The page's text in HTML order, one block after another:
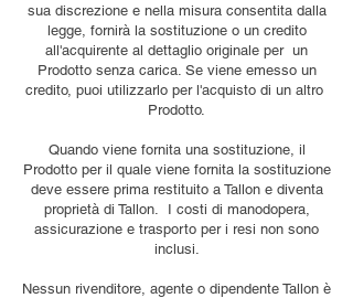
sua discrezione e nella misura consentita dalla
legge, fornirà la sostituzione o un credito
all'acquirente al dettaglio originale per un
Prodotto senza carica. Se viene emesso un
credito, puoi utilizzarlo per l'acquisto di un altro
Prodotto.
Quando viene fornita una sostituzione, il
Prodotto per il quale viene fornita la sostituzione
deve essere prima restituito a Tallon e diventa
proprietà di Tallon. I costi di manodopera,
assicurazione e trasporto per i resi non sono
inclusi.
Nessun rivenditore, agente o dipendente Tallon è